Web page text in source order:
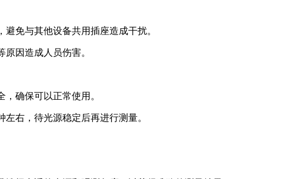
免与其他设备共用插座造成干扰。
因造成人员伤害。
确保可以正常使用。
右，待光源稳定后再进行测量。